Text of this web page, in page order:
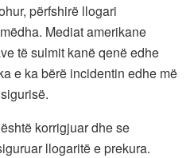
përfshirë llogari
Mediat amerikane
të sulmit kanë qenë edhe
e ka bërë incidentin edhe më
korrigjuar dhe se
llogaritë e prekura.